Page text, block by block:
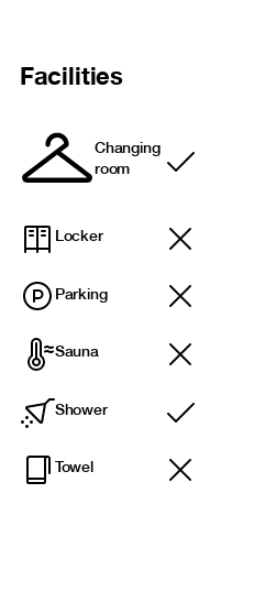
Facilities
Changing
room
Included
Locker
Parking
Sauna
Shower
Included
Towel